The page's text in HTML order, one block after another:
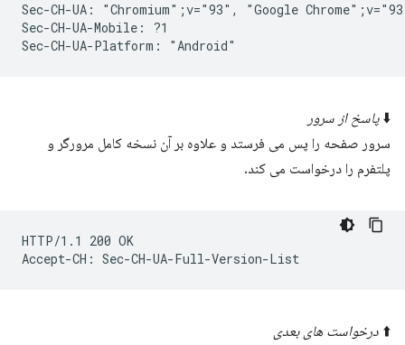
Sec-CH-UA: "Chromium";v="93", "Google
Sec-CH-UA-Mobile: ?1
⬇️پاسخ از سرور
سرور صفحه را پس می فرستد و علاوه بر آن نسخه کامل مرورگر و
پلتفرم را درخواست می کند.
HTTP/1.1 200 OK
⬆️ درخواست های بعدی